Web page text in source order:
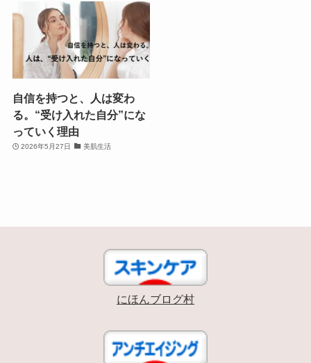
自信を持つと、人は変わ
る。“受け入れた自分”にな
っていく理由
2026年5月27日 美肌生活
にほんブログ村